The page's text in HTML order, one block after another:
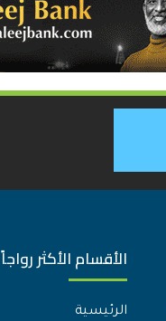
الأقسام الأكثر رواجاً
الرئيسية